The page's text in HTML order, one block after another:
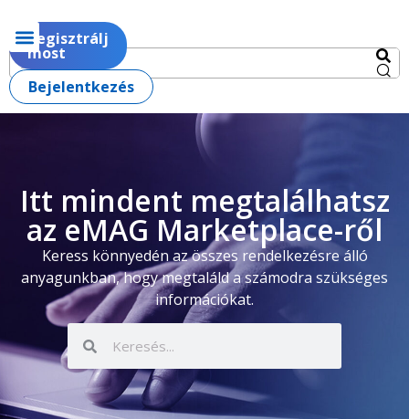
Regisztrálj
most
Bejelentkezés
Itt mindent megtalálhatsz
az eMAG Marketplace-ről
Keress könnyedén az összes rendelkezésre álló
anyagunkban, hogy megtaláld a számodra szükséges
információkat.